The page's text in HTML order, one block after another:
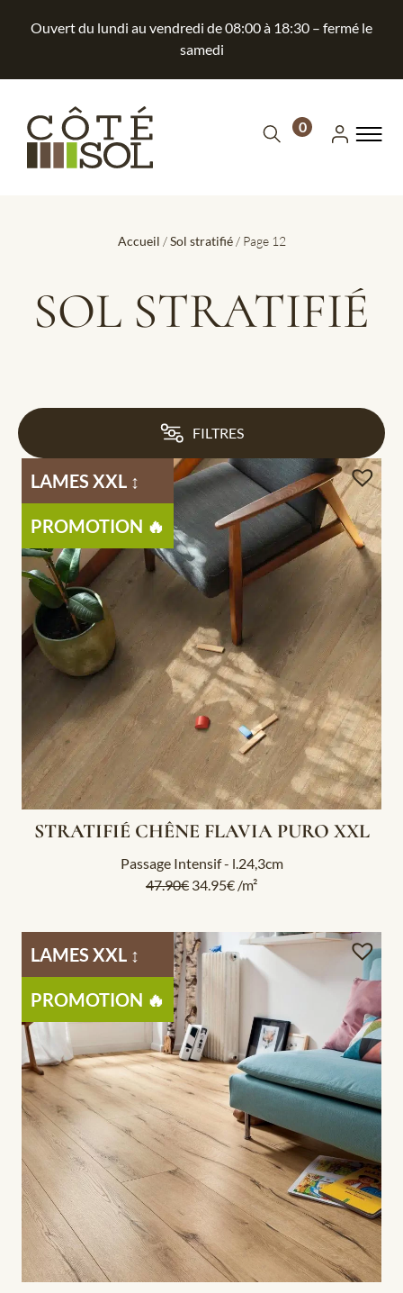
Ouvert du lundi au vendredi de 08:00 à 18:30 – fermé le
samedi
0
Accueil /Sol stratifié/ Page 12
SOL STRATIFIÉ
FILTRES
LAMES XXL ↕️
PROMOTION 🔥
STRATIFIÉ CHÊNE FLAVIA PURO XXL
Passage Intensif - l.24,3cm
47.90€ 34.95€ /m²
LAMES XXL ↕️
PROMOTION 🔥